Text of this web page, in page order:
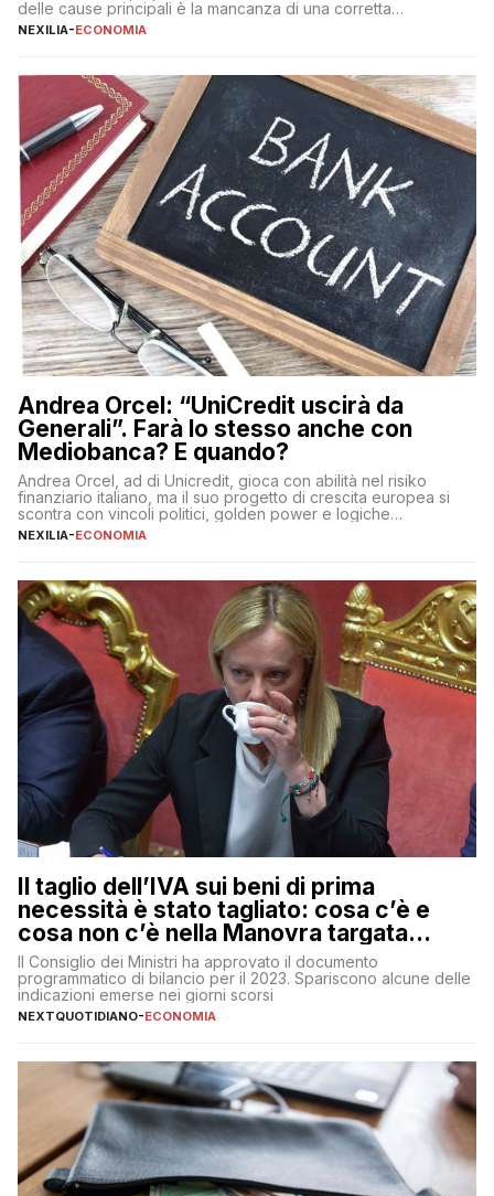
delle cause principali è la mancanza di una corretta
educazione finanziaria, che impedisce ad una larga parte della
sulle criptovalute: […]
NEXILIA-ECONOMIA
Andrea Orcel: “UniCredit uscirà da
Generali”. Farà lo stesso anche con
Mediobanca? E quando?
Andrea Orcel, ad di Unicredit, gioca con abilità nel risiko
finanziario italiano, ma il suo progetto di crescita europea si
scontra con vincoli politici, golden power e logiche
protezionistiche. Orcel e la mossa su Generali Andrea Orcel,
NEXILIA-ECONOMIA
Il taglio dell’IVA sui beni di prima
necessità è stato tagliato: cosa c’è e
cosa non c’è nella Manovra targata
Meloni
Il Consiglio dei Ministri ha approvato il documento
programmatico di bilancio per il 2023. Spariscono alcune delle
indicazioni emerse nei giorni scorsi
NEXTQUOTIDIANO-ECONOMIA